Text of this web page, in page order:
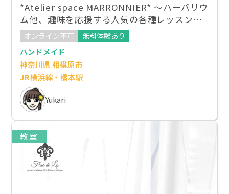
*Atelier space MARRONNIER* 〜ハーバリウ
ム他、趣味を応援する人気の各種レッスン教
室〜
オンライン不可
無料体験あり
ハンドメイド
神奈川県 相模原市
JR横浜線・橋本駅
Yukari
教室